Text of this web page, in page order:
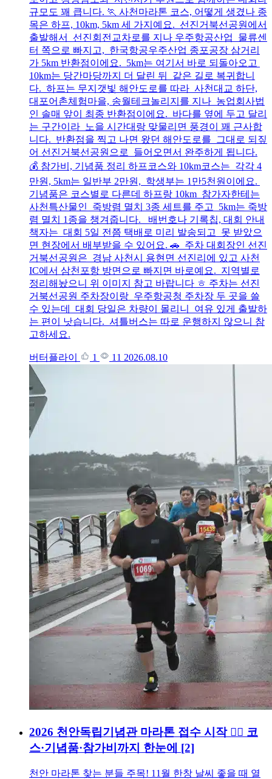
규모도 꽤 큽니다. 🏃 사천마라톤 코스, 어떻게 생겼나 종
목은 하프, 10km, 5km 세 가지예요. 선진거북선공원에서
출발해서 선진회전교차로를 지나 우주항공산업 물류센
터 쪽으로 빠지고, 한국항공우주산업 종포공장 삼거리
가 5km 반환점이에요. 5km는 여기서 바로 되돌아오고
10km는 당간마당까지 더 달린 뒤 같은 길로 복귀합니
다. 하프는 무지갯빛 해안도로를 따라 사천대교 하단,
대포어촌체험마을, 송월테크놀리지를 지나 농업회사법
인 솔매 앞이 최종 반환점이에요. 바다를 옆에 두고 달리
는 구간이라 노을 시간대랑 맞물리면 풍경이 꽤 근사합
니다. 반환점을 찍고 나면 왔던 해안도로를 그대로 되짚
어 선진거북선공원으로 들어오면서 완주하게 됩니다.
💰 참가비, 기념품 정리 하프코스와 10km코스는 각각 4
만원, 5km는 일반부 2만원, 학생부는 1만5천원이에요.
기념품은 코스별로 다른데 하프랑 10km 참가자한테는
사천특산물인 죽방렴 멸치 3종 세트를 주고 5km는 죽방
렴 멸치 1종을 챙겨줍니다. 배번호나 기록칩, 대회 안내
책자는 대회 5일 전쯤 택배로 미리 발송되고 못 받았으
면 현장에서 배부받을 수 있어요. 🚗 주차 대회장인 선진
거북선공원은 경남 사천시 용현면 선진리에 있고 사천
IC에서 삼천포항 방면으로 빠지면 바로예요. 지역별로
정리해놨으니 위 이미지 참고 바랍니다 ㅎ 주차는 선진
거북선공원 주차장이랑 우주항공청 주차장 두 곳을 쓸
수 있는데 대회 당일은 차량이 몰리니 여유 있게 출발하
는 편이 낫습니다. 셔틀버스는 따로 운행하지 않으니 참
고하세요.
버터플라이 1 11 2026.08.10
2026 천안독립기념관 마라톤 접수 시작 🏃‍♂️ 코
스·기념품·참가비까지 한눈에 [2]
천안 마라톤 찾는 분들 주목! 11월 한창 날씨 좋을 때 열